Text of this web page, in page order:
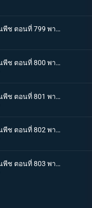
One piece วันพีช ตอนที่ 799 พากย์ไทย การปะทะสุดกำลัง เกียร์สี่ VS พลังบิสบิส
One piece วันพีช ตอนที่ 800 พากย์ไทย 1 กับ 2 รวมตัว ! ครอบครัววินสโมค
One piece วันพีช ตอนที่ 801 พากย์ไทย ชีวิตของผู้มีพระคุณ ซันจิกับโอเนอร์เชฟ
One piece วันพีช ตอนที่ 802 พากย์ไทย ซันจิผู้โกรธเกรี้ยว ความลับของเจอร์ม่า 66
One piece วันพีช ตอนที่ 803 พากย์ไทย อดีตที่ถูกทิ้งไป วินสโมค ซันจิ